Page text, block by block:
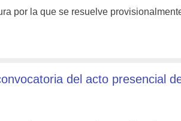
por la que se resuelve
del acto presencial